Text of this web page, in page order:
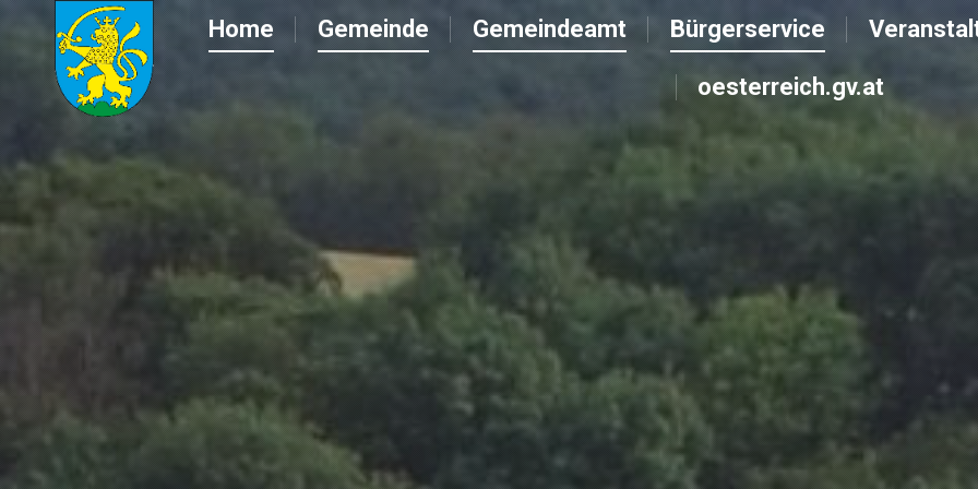
Home Gemeinde Gemeindeamt Bürgerservice
oesterreich.gv.at
Home Gemeinde Gemeindeamt Bürgerservice
oesterreich.gv.at